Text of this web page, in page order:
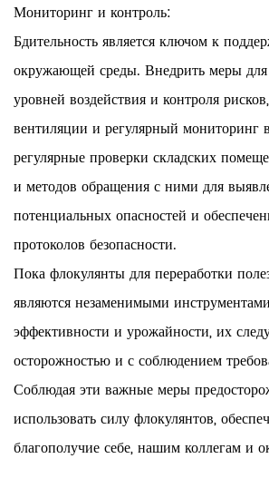
Мониторинг и контроль:
Бдительность является ключом к
окружающей среды. Внедрить меры
уровней воздействия и контроля
вентиляции и регулярный мониторинг
регулярные проверки складских
и методов обращения с ними для
потенциальных опасностей и
протоколов безопасности.
Покафлокулянты для переработки
являются незаменимыми
эффективности и урожайности, их
осторожностью и с соблюдением
Соблюдая эти важные меры
использовать силу флокулянтов,
благополучие себе, нашим коллегам и